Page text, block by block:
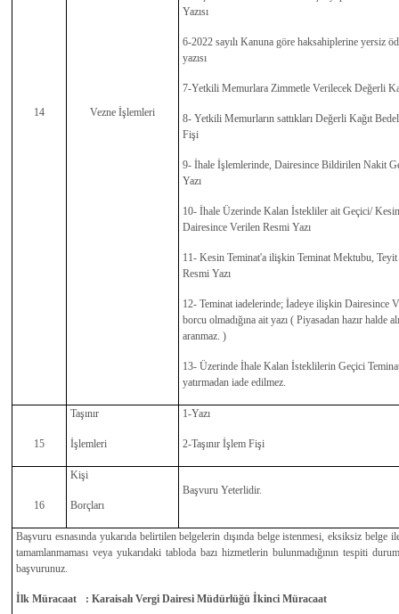
14 Vezne İşlemleri
Yazısı
6-2022 sayılı Kanuna göre haksahiplerine yersiz
yazısı
7-Yetkili Memurlara Zimmetle Verilecek Değerli
8- Yetkili Memurların sattıkları Değerli Kağıt
Fişi
9- İhale İşlemlerinde, Dairesince Bildirilen Nakit
Yazı
10- İhale Üzerinde Kalan İstekliler ait Geçici/
Dairesince Verilen Resmi Yazı
11- Kesin Teminat'a ilişkin Teminat Mektubu, Teyit
Resmi Yazı
12- Teminat iadelerinde; İadeye ilişkin Dairesince
borcu olmadığına ait yazı ( Piyasadan hazır halde
aranmaz. )
13- Üzerinde İhale Kalan İsteklilerin Geçici
yatırmadan iade edilmez.
15
Taşınır 1-Yazı
İşlemleri 2-Taşınır İşlem Fişi
16
Kişi
Başvuru Yeterlidir.
Borçları
Başvuru esnasında yukarıda belirtilen belgelerin dışında belge istenmesi, eksiksiz belge
tamamlanmaması veya yukarıdaki tabloda bazı hizmetlerin bulunmadığının tespiti
başvurunuz.
İlk Müracaat : Karaisalı Vergi Dairesi Müdürlüğü İkinci Müracaat